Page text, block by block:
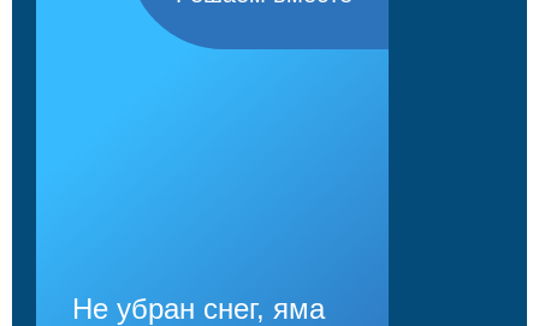
Не убран снег, яма